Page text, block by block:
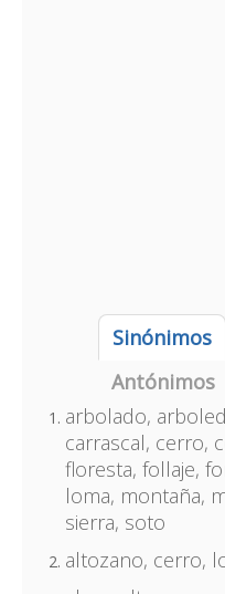
Sinónimos
Antónimos
arbolado,
carrascal, cerro,
floresta, follaje,
loma, montaña,
sierra, soto
altozano, cerro,